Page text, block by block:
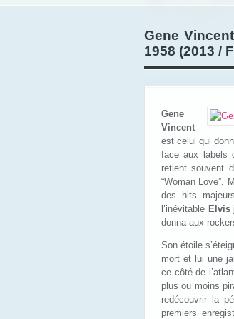
Gene
1958 (2013 /
Gene
Vincent
est celui qui
face aux labels
retient souvent
“Woman Love”.
des hits
l’inévitable Elvis
donna aux
Son étoile
mort et lui une
ce côté de
plus ou moins
redécouvrir la
premiers